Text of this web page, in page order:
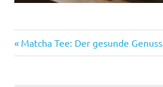
Beitragsnavigation
Vorheriger
Beitrag:
Matcha Tee: Der gesunde